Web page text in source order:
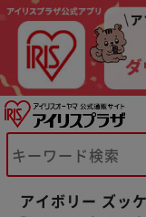
アイボリー ズッ
※ご確認くだ
カートに入